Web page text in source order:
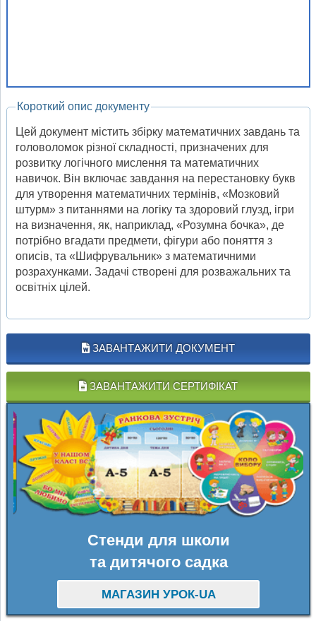
Короткий опис документу
Цей документ містить збірку математичних завдань та
головоломок різної складності, призначених для
розвитку логічного мислення та математичних
навичок. Він включає завдання на перестановку букв
для утворення математичних термінів, «Мозковий
штурм» з питаннями на логіку та здоровий глузд, ігри
на визначення, як, наприклад, «Розумна бочка», де
потрібно вгадати предмети, фігури або поняття з
описів, та «Шифрувальник» з математичними
розрахунками. Задачі створені для розважальних та
освітніх цілей.
ЗАВАНТАЖИТИ ДОКУМЕНТ
ЗАВАНТАЖИТИ СЕРТИФІКАТ
Стенди для школи
та дитячого садка
МАГАЗИН УРОК-UA